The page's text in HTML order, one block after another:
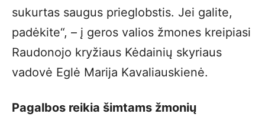
sukurtas saugus prieglobstis. Jei galite,
padėkite“, – į geros valios žmones kreipiasi
Raudonojo kryžiaus Kėdainių skyriaus
vadovė Eglė Marija Kavaliauskienė.
Pagalbos reikia šimtams žmonių